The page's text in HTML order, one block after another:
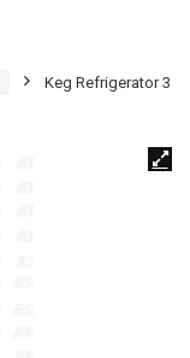
Keg Refrigerator 3